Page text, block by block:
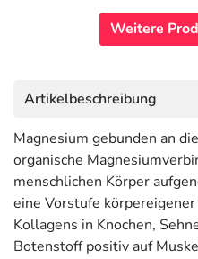
Weitere
Artikelbeschreibung
Magnesium gebunden an
organische
menschlichen Körper
eine Vorstufe
Kollagens in Knochen,
Botenstoff positiv auf